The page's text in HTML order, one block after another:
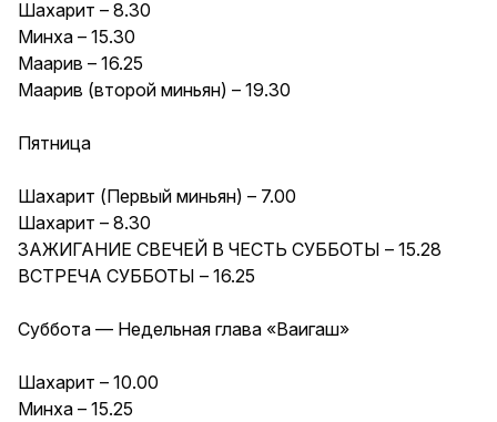
Шахарит – 8.30
Минха – 15.30
Маарив – 16.25
Маарив (второй миньян) – 19.30
Пятница
Шахарит (Первый миньян) – 7.00
Шахарит – 8.30
ЗАЖИГАНИЕ СВЕЧЕЙ В ЧЕСТЬ СУББОТЫ – 15.28
ВСТРЕЧА СУББОТЫ – 16.25
Суббота — Недельная глава «Ваигаш»
Шахарит – 10.00
Минха – 15.25